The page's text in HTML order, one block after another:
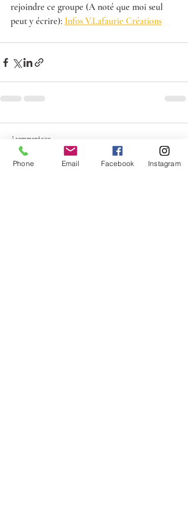
rejoindre ce groupe (A noté que moi seul
peut y écrire): Infos V.Lafaurie Créations
1 commentaire
Phone Email Facebook Instagram